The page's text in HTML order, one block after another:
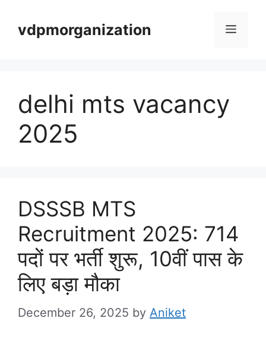
vdpmorganization Menu
delhi mts vacancy
2025
DSSSB MTS
Recruitment 2025: 714
पदों पर भर्ती शुरू, 10वीं पास के
लिए बड़ा मौका
December 26, 2025 by Aniket